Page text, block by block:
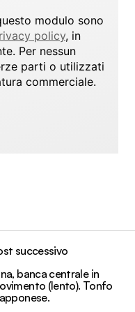
modulo sono
policy, in
Per nessun
parti o utilizzati
commerciale.
successivo
banca centrale in
(lento). Tonfo